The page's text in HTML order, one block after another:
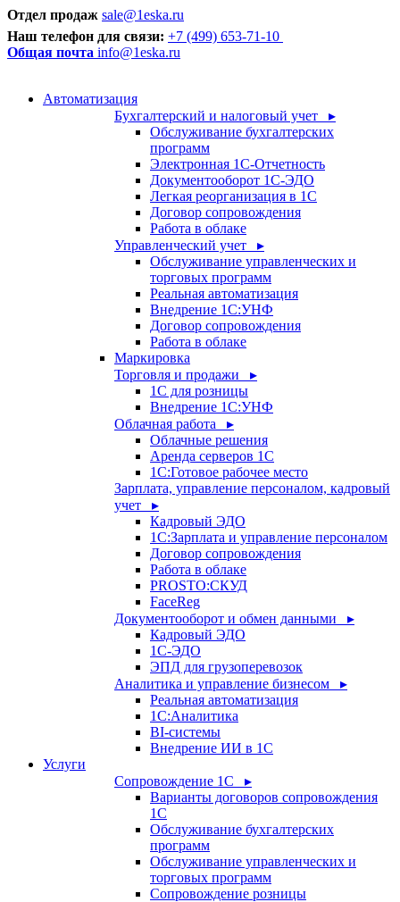
Отдел продаж sale@1eska.ru
Наш телефон для связи: +7 (499) 653-71-10
Общая почта info@1eska.ru
Автоматизация
Бухгалтерский и налоговый учет ▸
Обслуживание бухгалтерских
программ
Электронная 1С-Отчетность
Документооборот 1С-ЭДО
Легкая реорганизация в 1С
Договор сопровождения
Работа в облаке
Управленческий учет ▸
Обслуживание управленческих и
торговых программ
Реальная автоматизация
Внедрение 1С:УНФ
Договор сопровождения
Работа в облаке
Маркировка
Торговля и продажи ▸
1С для розницы
Внедрение 1С:УНФ
Облачная работа ▸
Облачные решения
Аренда серверов 1С
1C:Готовое рабочее место
Зарплата, управление персоналом, кадровый
учет ▸
Кадровый ЭДО
1С:Зарплата и управление персоналом
Договор сопровождения
Работа в облаке
PROSTO:СКУД
FaceReg
Документооборот и обмен данными ▸
Кадровый ЭДО
1С-ЭДО
ЭПД для грузоперевозок
Аналитика и управление бизнесом ▸
Реальная автоматизация
1С:Аналитика
BI-системы
Внедрение ИИ в 1С
Услуги
Сопровождение 1С ▸
Варианты договоров сопровождения
1С
Обслуживание бухгалтерских
программ
Обслуживание управленческих и
торговых программ
Сопровождение розницы